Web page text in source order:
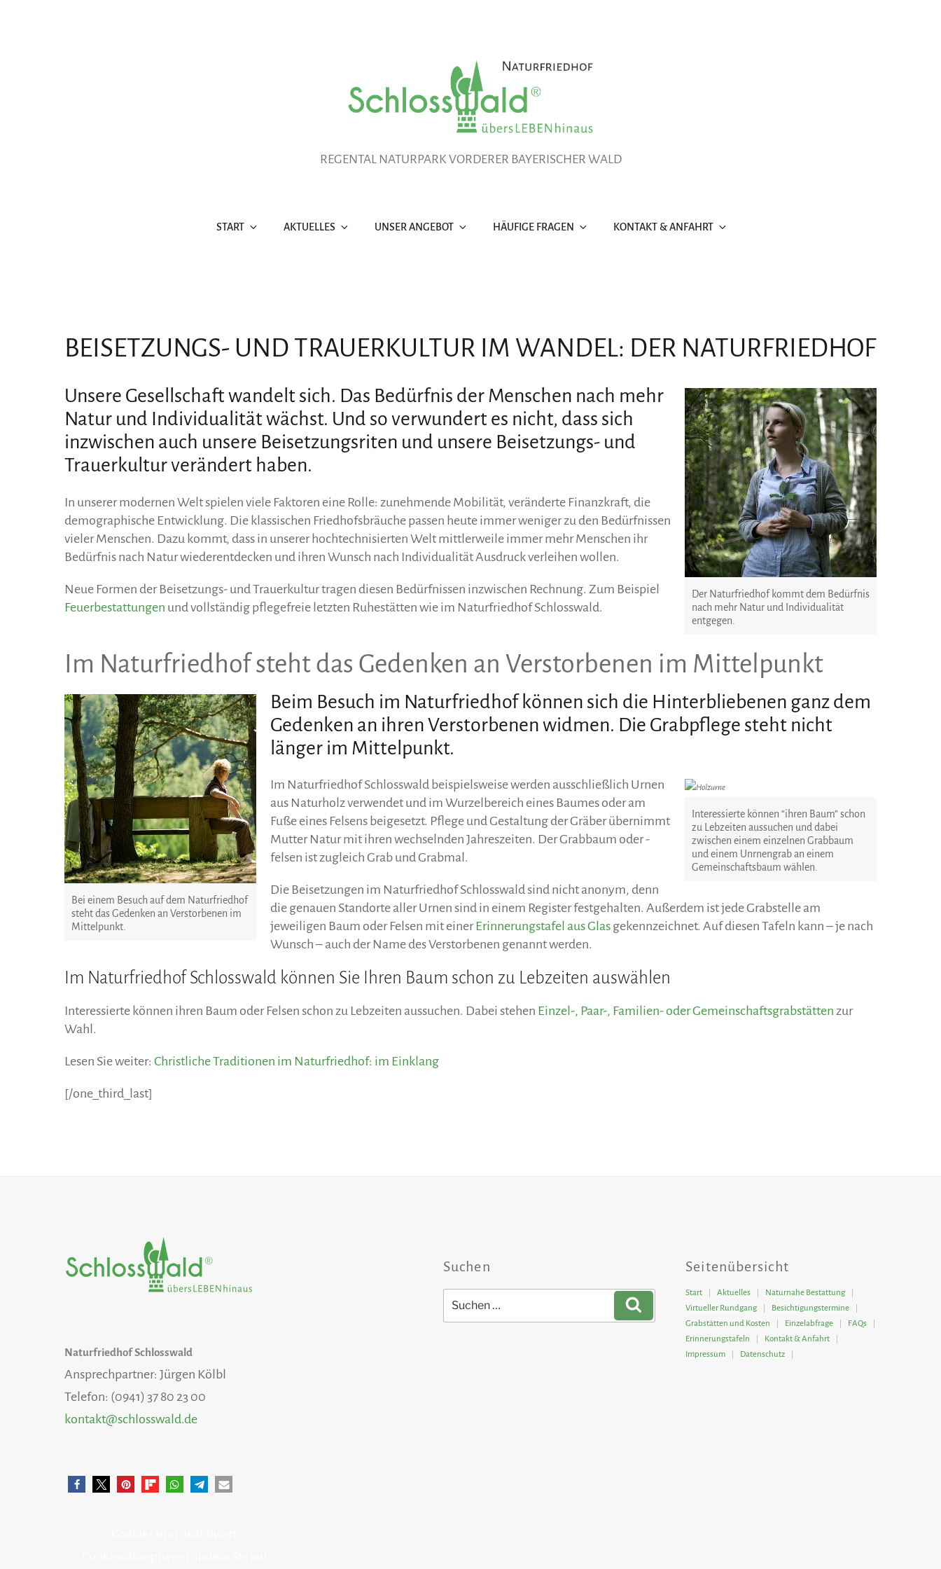
REGENTAL NATURPARK VORDERER BAYERISCHER WALD
START AKTUELLES UNSER ANGEBOT HÄUFIGE FRAGEN KONTAKT & ANFAHRT
BEISETZUNGS- UND TRAUERKULTUR IM WANDEL: DER NATURFRIEDHOF
Der Naturfriedhof kommt dem Bedürfnis
nach mehr Natur und Individualität
entgegen.
Unsere Gesellschaft wandelt sich. Das Bedürfnis der Menschen nach mehr
Natur und Individualität wächst. Und so verwundert es nicht, dass sich
inzwischen auch unsere Beisetzungsriten und unsere Beisetzungs- und
Trauerkultur verändert haben.
In unserer modernen Welt spielen viele Faktoren eine Rolle: zunehmende Mobilität, veränderte Finanzkraft, die
demographische Entwicklung. Die klassischen Friedhofsbräuche passen heute immer weniger zu den Bedürfnissen
vieler Menschen. Dazu kommt, dass in unserer hochtechnisierten Welt mittlerweile immer mehr Menschen ihr
Bedürfnis nach Natur wiederentdecken und ihren Wunsch nach Individualität Ausdruck verleihen wollen.
Neue Formen der Beisetzungs- und Trauerkultur tragen diesen Bedürfnissen inzwischen Rechnung. Zum Beispiel
Feuerbestattungen und vollständig pflegefreie letzten Ruhestätten wie im Naturfriedhof Schlosswald.
Im Naturfriedhof steht das Gedenken an Verstorbenen im Mittelpunkt
Bei einem Besuch auf dem Naturfriedhof
steht das Gedenken an Verstorbenen im
Mittelpunkt.
Beim Besuch im Naturfriedhof können sich die Hinterbliebenen ganz dem
Gedenken an ihren Verstorbenen widmen. Die Grabpflege steht nicht
länger im Mittelpunkt.
Interessierte können “ihren Baum” schon
zu Lebzeiten aussuchen und dabei
zwischen einem einzelnen Grabbaum
und einem Unrnengrab an einem
Gemeinschaftsbaum wählen.
Im Naturfriedhof Schlosswald beispielsweise werden ausschließlich Urnen
aus Naturholz verwendet und im Wurzelbereich eines Baumes oder am
Fuße eines Felsens beigesetzt. Pflege und Gestaltung der Gräber übernimmt
Mutter Natur mit ihren wechselnden Jahreszeiten. Der Grabbaum oder -
felsen ist zugleich Grab und Grabmal.
Die Beisetzungen im Naturfriedhof Schlosswald sind nicht anonym, denn
die genauen Standorte aller Urnen sind in einem Register festgehalten. Außerdem ist jede Grabstelle am
jeweiligen Baum oder Felsen mit einerErinnerungstafel aus Glasgekennzeichnet. Auf diesen Tafeln kann – je nach
Wunsch – auch der Name des Verstorbenen genannt werden.
Im Naturfriedhof Schlosswald können Sie Ihren Baum schon zu Lebzeiten auswählen
Interessierte können ihren Baum oder Felsen schon zu Lebzeiten aussuchen. Dabei stehen Einzel-, Paar-, Familien- oder Gemeinschaftsgrabstätten zur
Wahl.
Lesen Sie weiter: Christliche Traditionen im Naturfriedhof: im Einklang
[/one_third_last]
Naturfriedhof Schlosswald
Ansprechpartner: Jürgen Kölbl
Telefon: (0941) 37 80 23 00
kontakt@schlosswald.de
Seitenübersicht
Start Aktuelles
Naturnahe Bestattung
Virtueller Rundgang
Besichtigungstermine
Grabstätten und Kosten
Einzelabfrage
FAQs
Erinnerungstafeln
Kontakt & Anfahrt
Impressum
Datenschutz
Suchen